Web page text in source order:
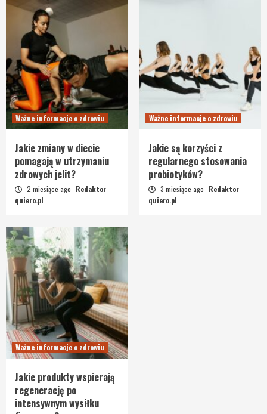
Ważne informacje o zdrowiu
Jakie zmiany w diecie
pomagają w utrzymaniu
zdrowych jelit?
2 miesiące ago Redaktor
quiero.pl
Ważne informacje o zdrowiu
Jakie są korzyści z
regularnego stosowania
probiotyków?
3 miesiące ago Redaktor
quiero.pl
Ważne informacje o zdrowiu
Jakie produkty wspierają
regenerację po
intensywnym wysiłku